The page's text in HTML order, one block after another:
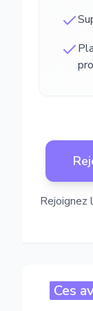
Rejoignez
Ces